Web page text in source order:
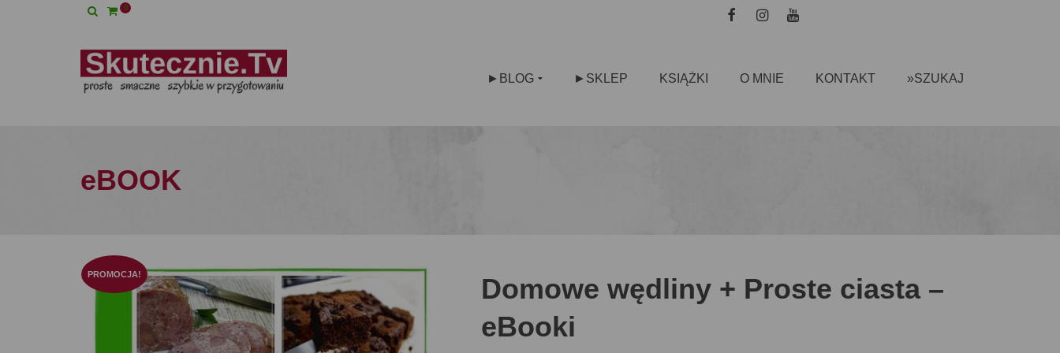
0
►BLOG ►SKLEP KSIĄŻKI O MNIE KONTAKT »SZUKAJ
eBOOK
PROMOCJA!
Domowe wędliny + Proste ciasta –
eBooki